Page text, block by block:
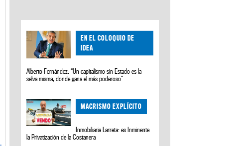
EN EL COLOQUIO DE
IDEA
Alberto Fernández: “Un capitalismo sin Estado es la
selva misma, donde gana el más poderoso”
MACRISMO EXPLÍCITO
Inmobiliaria Larreta: es Inminente
la Privatización de la Costanera